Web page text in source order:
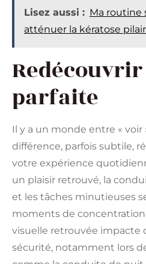
Lisez aussi : Ma routine
atténuer la kératose
parfaite
Il y a un monde entre « voir
différence, parfois subtile,
votre expérience
un plaisir retrouvé, la
et les tâches minutieuses
moments de concentration
visuelle retrouvée impacte
sécurité, notamment lors